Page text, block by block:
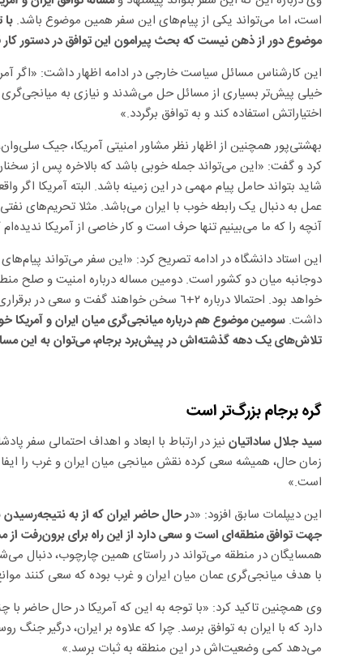
است، اما می‌تواند یکی از پیام‌های این سفر همین موضوع باشد.
موضوع دور از ذهن نیست که بحث پیرامون این توافق در دستور کار
این کارشناس مسائل سیاست خارجی در ادامه اظهار داشت: «اگر
خیلی پیش‌تر بسیاری از مسائل حل می‌شدند و نیازی به میانجی‌گری
اختیاراتش استفاده کند و به توافق برگردد.»
بهشتی‌پور همچنین از اظهار نظر مشاور امنیتی آمریکا، جیک
کرد و گفت: «این می‌تواند جمله خوبی باشد که بالاخره پس از
شاید بتواند حامل پیام مهمی در این زمینه باشد. البته آمریکا اگر
عمل به دنبال یک رابطه خوب با ایران می‌باشد. مثلا تحریم‌های نفتی
آنچه را که ما می‌بینیم تنها حرف است و کار خاصی از آمریکا
این استاد دانشگاه در ادامه تصریح کرد: «این سفر می‌تواند
دوجانبه میان دو کشور است. دومین مساله درباره امنیت و صلح
خواهد بود. احتمالا درباره ٢+٦ سخن خواهند
داشت. سومین موضوع هم درباره میانجی‌گری میان ایران و آمریکا
تلاش‌های یک دهه گذشته‌اش در پیش‌برد برجام، می‌توان به این
گره برجام بزرگ‌تر است
سید جلال ساداتیان نیز در ارتباط با ابعاد و اهداف احتمالی سفر
زمان حال، همیشه سعی کرده نقش میانجی میان ایران و غرب را ایفا
است.»
این دیپلمات سابق افزود: «در حال حاضر ایران که از به
جهت توافق منطقه‌ای است و سعی دارد از این راه برای برون‌رفت از
همسایگان در منطقه می‌تواند در راستای همین چارچوب، دنبال
با هدف میانجی‌گری عمان میان ایران و غرب بوده که سعی کنند موانع
وی همچنین تاکید کرد: «با توجه به این که آمریکا در حال حاضر
دارد که با ایران به توافق برسد. چرا که علاوه بر ایران، درگیر
می‌دهد کمی وضعیت‌اش در این منطقه به ثبات برسد.»
بحران بی آبی و راهکار کشورهای دیگر منطقه برای